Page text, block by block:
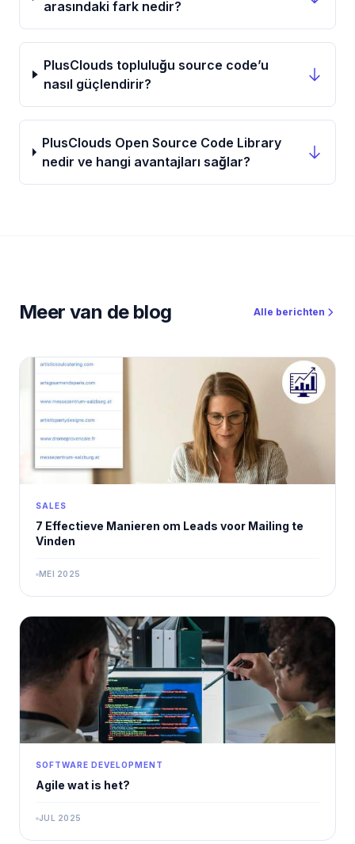
arasındaki fark nedir?
PlusClouds topluluğu source code’u
nasıl güçlendirir?
PlusClouds Open Source Code Library
nedir ve hangi avantajları sağlar?
Meer van de blog Alle berichten
SALES
7 Effectieve Manieren om Leads voor Mailing te
Vinden
MEI 2025
SOFTWARE DEVELOPMENT
Agile wat is het?
JUL 2025